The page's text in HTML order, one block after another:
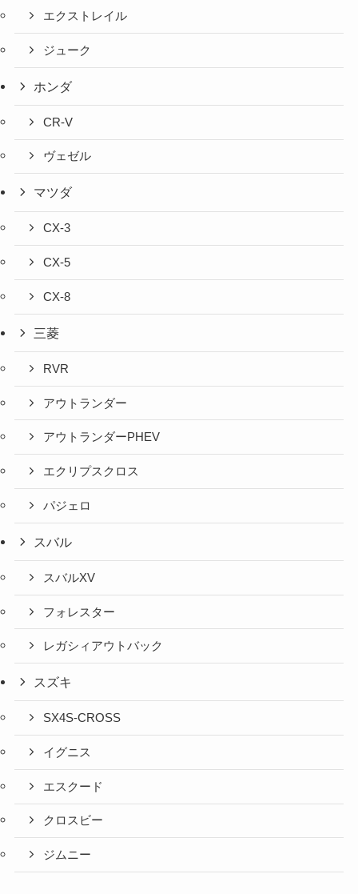
エクストレイル
ジューク
ホンダ
CR-V
ヴェゼル
マツダ
CX-3
CX-5
CX-8
三菱
RVR
アウトランダー
アウトランダーPHEV
エクリプスクロス
パジェロ
スバル
スバルXV
フォレスター
レガシィアウトバック
スズキ
SX4S-CROSS
イグニス
エスクード
クロスビー
ジムニー